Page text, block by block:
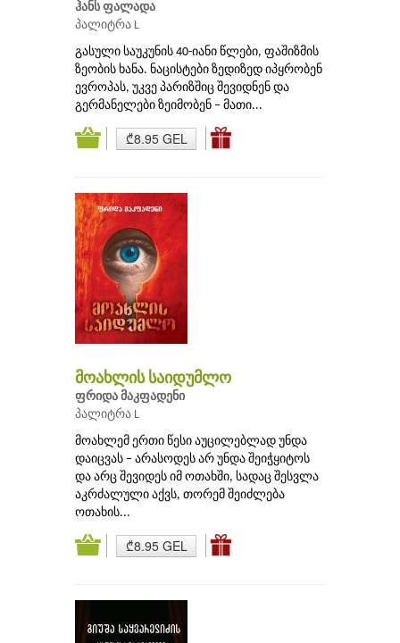
ჰანს ფალადა
პალიტრა L
გასული საუკუნის 40-იანი წლები, ფაშიზმის
ზეობის ხანა. ნაცისტები ზედიზედ იპყრობენ
ევროპას, უკვე პარიზშიც შევიდნენ და
გერმანელები ზეიმობენ – მათი...
₾8.95 GEL
მოახლის საიდუმლო
ფრიდა მაკფადენი
პალიტრა L
მოახლემ ერთი წესი აუცილებლად უნდა
დაიცვას – არასოდეს არ უნდა შეიჭყიტოს
და არც შევიდეს იმ ოთახში, სადაც შესვლა
აკრძალული აქვს, თორემ შეიძლება
ოთახის...
₾8.95 GEL